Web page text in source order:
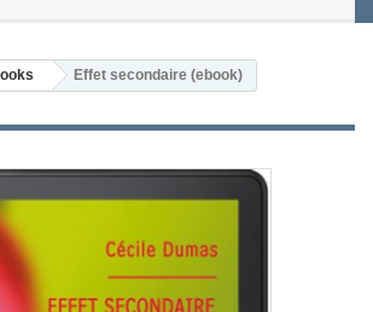
Effet secondaire (ebook)